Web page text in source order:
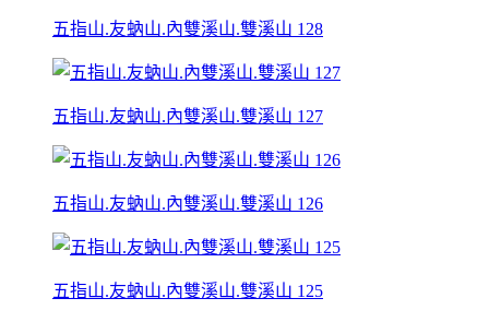
五指山.友蚋山.內雙溪山.雙溪山 128
五指山.友蚋山.內雙溪山.雙溪山 127
五指山.友蚋山.內雙溪山.雙溪山 126
五指山.友蚋山.內雙溪山.雙溪山 125